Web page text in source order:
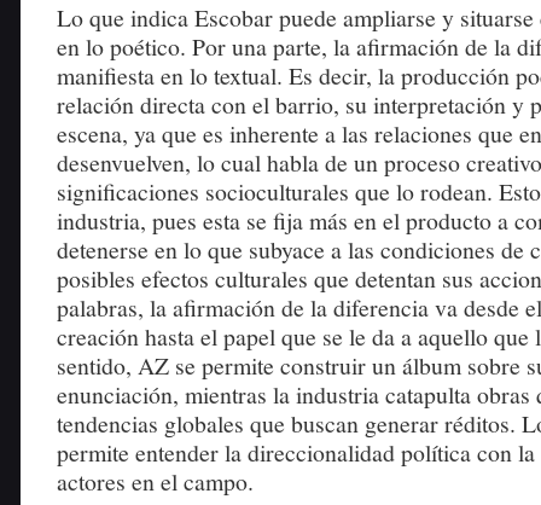
Lo que indica Escobar puede ampliarse y
en lo poético. Por una parte, la afirmación de la
manifiesta en lo textual. Es decir, la producción
relación directa con el barrio, su interpretación y
escena, ya que es inherente a las relaciones que
desenvuelven, lo cual habla de un proceso
significaciones socioculturales que lo rodean.
industria, pues esta se fija más en el producto a
detenerse en lo que subyace a las condiciones de
posibles efectos culturales que detentan sus
palabras, la afirmación de la diferencia va desde
creación hasta el papel que se le da a aquello que
sentido, AZ se permite construir un álbum sobre
enunciación, mientras la industria catapulta obras
tendencias globales que buscan generar réditos.
permite entender la direccionalidad política con la
actores en el campo.